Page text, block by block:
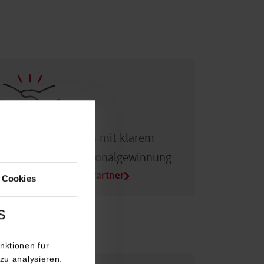
Cookies
für
analysieren.
Dualer Partner sein mit klarem
Vorteil bei der Personalgewinnung
Alle Infos für Duale Partner